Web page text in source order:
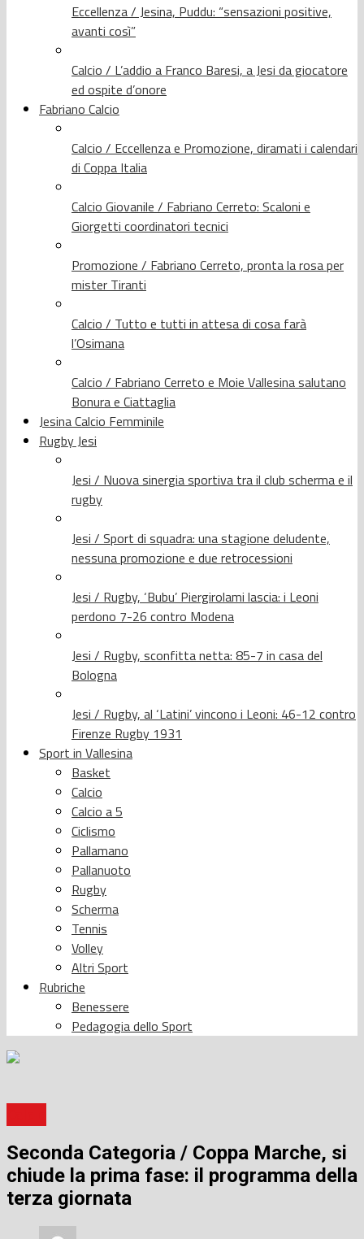
Eccellenza / Jesina, Puddu: “sensazioni positive,
avanti così”
Calcio / L’addio a Franco Baresi, a Jesi da giocatore
ed ospite d’onore
Fabriano Calcio
Calcio / Eccellenza e Promozione, diramati i calendari
di Coppa Italia
Calcio Giovanile / Fabriano Cerreto: Scaloni e
Giorgetti coordinatori tecnici
Promozione / Fabriano Cerreto, pronta la rosa per
mister Tiranti
Calcio / Tutto e tutti in attesa di cosa farà
l’Osimana
Calcio / Fabriano Cerreto e Moie Vallesina salutano
Bonura e Ciattaglia
Jesina Calcio Femminile
Rugby Jesi
Jesi / Nuova sinergia sportiva tra il club scherma e il
rugby
Jesi / Sport di squadra: una stagione deludente,
nessuna promozione e due retrocessioni
Jesi / Rugby, ‘Bubu’ Piergirolami lascia: i Leoni
perdono 7-26 contro Modena
Jesi / Rugby, sconfitta netta: 85-7 in casa del
Bologna
Jesi / Rugby, al ‘Latini’ vincono i Leoni: 46-12 contro
Firenze Rugby 1931
Sport in Vallesina
Basket
Calcio
Calcio a 5
Ciclismo
Pallamano
Pallanuoto
Rugby
Scherma
Tennis
Volley
Altri Sport
Rubriche
Benessere
Pedagogia dello Sport
Seconda Categoria / Coppa Marche, si
chiude la prima fase: il programma della
terza giornata